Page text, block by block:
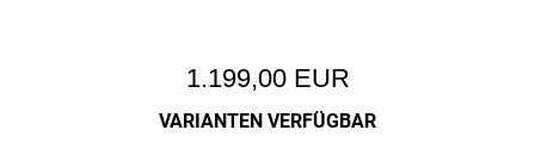
1.199,00 EUR
VARIANTEN VERFÜGBAR